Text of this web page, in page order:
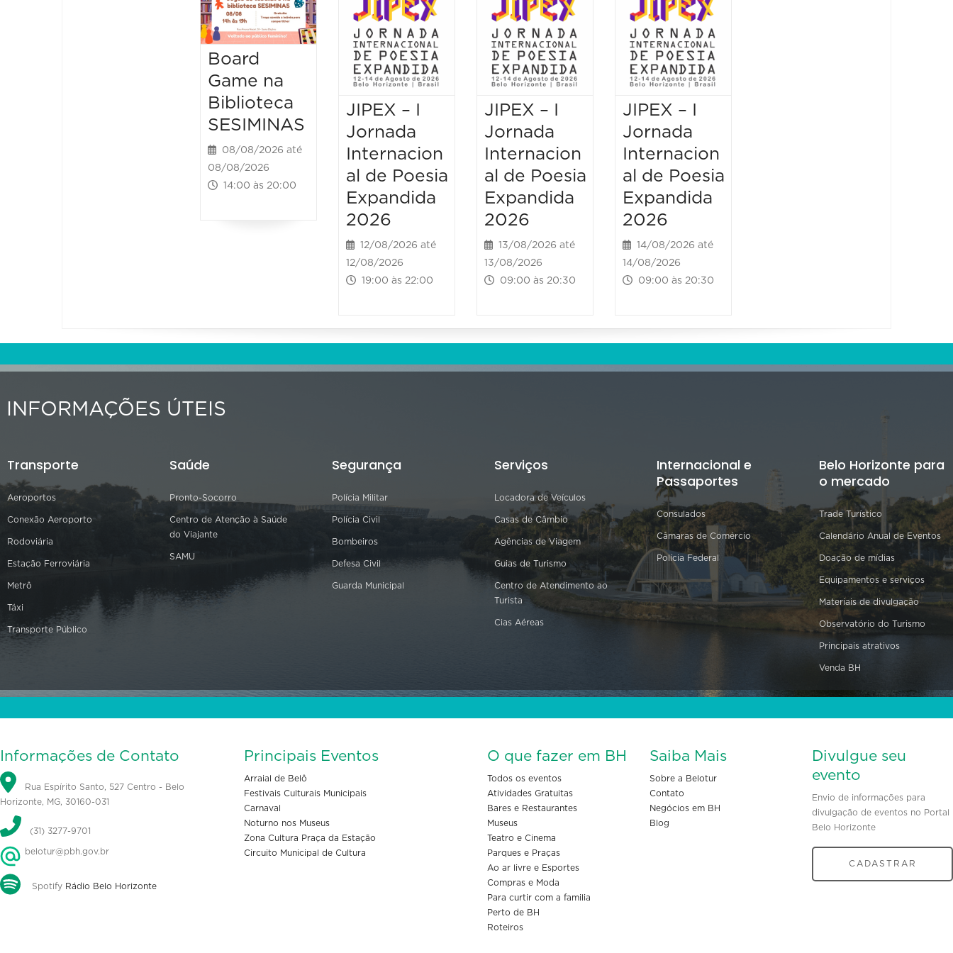
Board
Game na
Biblioteca
SESIMINAS
08/08/2026 até
08/08/2026
14:00 às 20:00
JIPEX – I
Jornada
Internacion
al de Poesia
Expandida
2026
12/08/2026 até
12/08/2026
19:00 às 22:00
JIPEX – I
Jornada
Internacion
al de Poesia
Expandida
2026
13/08/2026 até
13/08/2026
09:00 às 20:30
JIPEX – I
Jornada
Internacion
al de Poesia
Expandida
2026
14/08/2026 até
14/08/2026
09:00 às 20:30
INFORMAÇÕES ÚTEIS
Transporte
Aeroportos
Conexão Aeroporto
Rodoviária
Estação Ferroviária
Metrô
Táxi
Transporte Público
Saúde
Pronto-Socorro
Centro de Atenção à Saúde
do Viajante
SAMU
Segurança
Polícia Militar
Polícia Civil
Bombeiros
Defesa Civil
Guarda Municipal
Serviços
Locadora de Veículos
Casas de Câmbio
Agências de Viagem
Guias de Turismo
Centro de Atendimento ao
Turista
Cias Aéreas
Internacional e
Passaportes
Consulados
Câmaras de Comércio
Polícia Federal
Belo Horizonte para
o mercado
Trade Turístico
Calendário Anual de Eventos
Doação de mídias
Equipamentos e serviços
Materiais de divulgação
Observatório do Turismo
Principais atrativos
Venda BH
Informações de Contato
Rua Espírito Santo, 527 Centro - Belo
Horizonte, MG, 30160-031
(31) 3277-9701
belotur@pbh.gov.br
Spotify Rádio Belo Horizonte
Principais Eventos
Arraial de Belô
Festivais Culturais Municipais
Carnaval
Noturno nos Museus
Zona Cultura Praça da Estação
Circuito Municipal de Cultura
O que fazer em BH
Todos os eventos
Atividades Gratuitas
Bares e Restaurantes
Museus
Teatro e Cinema
Parques e Praças
Ao ar livre e Esportes
Compras e Moda
Para curtir com a familia
Perto de BH
Roteiros
Saiba Mais
Sobre a Belotur
Contato
Negócios em BH
Blog
Divulgue seu
evento
Envio de informações para
divulgação de eventos no Portal
Belo Horizonte
CADASTRAR